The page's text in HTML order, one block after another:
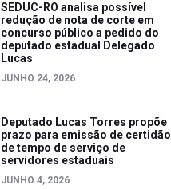
SEDUC-RO analisa possível
redução de nota de corte em
concurso público a pedido do
deputado estadual Delegado
Lucas
JUNHO 24, 2026
Deputado Lucas Torres propõe
prazo para emissão de certidão
de tempo de serviço de
servidores estaduais
JUNHO 4, 2026